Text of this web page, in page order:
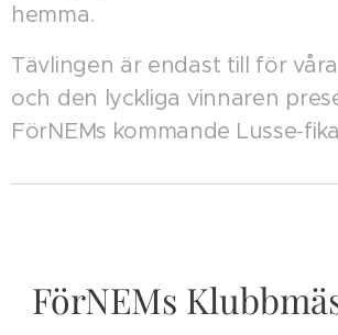
hemma.
Tävlingen är endast till för
och den lyckliga vinnaren
FörNEMs kommande Lusse-
FörNEMs